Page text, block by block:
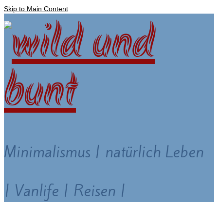
Skip to Main Content
Minimalismus | natürlich Leben
| Vanlife | Reisen |